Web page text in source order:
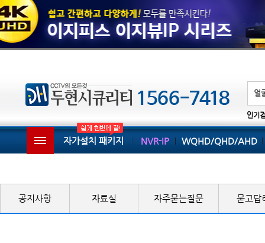
인기
자가설치 패키지 NVR-IP WQHD/QHD/AHD
공지사항 자료실 자주묻는질문 묻고답